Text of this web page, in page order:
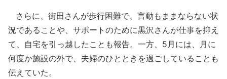
さらに、街田さんが歩行困難で、言動もままならない状
況であることや、サポートのために黒沢さんが仕事を抑え
て、自宅を引っ越したことも報告。一方、5月には、月に
何度か施設の外で、夫婦のひとときを過ごしていることも
伝えていた。